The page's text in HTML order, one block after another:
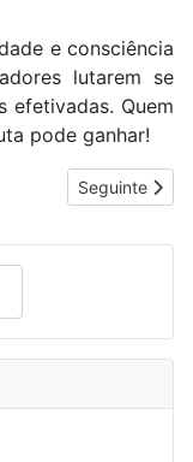
e consciência
lutarem se
efetivadas. Quem
pode ganhar!
DA Artigo
Seguinte